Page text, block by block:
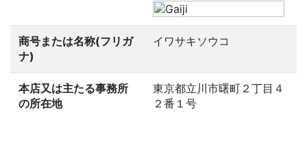
商号または名称(フリガ
ナ)
イワサキソウコ
本店又は主たる事務所
の所在地
東京都立川市曙町２丁目４
２番１号